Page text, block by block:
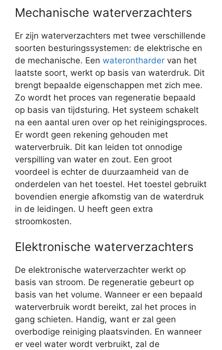
Mechanische waterverzachters
Er zijn waterverzachters met twee verschillende
soorten besturingssystemen: de elektrische en
de mechanische. Een waterontharder van het
laatste soort, werkt op basis van waterdruk. Dit
brengt bepaalde eigenschappen met zich mee.
Zo wordt het proces van regeneratie bepaald
op basis van tijdsturing. Het systeem schakelt
na een aantal uren over op het reinigingsproces.
Er wordt geen rekening gehouden met
waterverbruik. Dit kan leiden tot onnodige
verspilling van water en zout. Een groot
voordeel is echter de duurzaamheid van de
onderdelen van het toestel. Het toestel gebruikt
bovendien energie afkomstig van de waterdruk
in de leidingen. U heeft geen extra
stroomkosten.
Elektronische waterverzachters
De elektronische waterverzachter werkt op
basis van stroom. De regeneratie gebeurt op
basis van het volume. Wanneer er een bepaald
waterverbruik wordt bereikt, zal het proces in
gang schieten. Handig, want er zal geen
overbodige reiniging plaatsvinden. En wanneer
er veel water wordt verbruikt, zal de